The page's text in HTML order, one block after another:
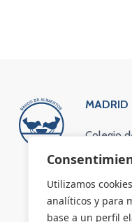
Utilizamos
analíticos y para
base a un perfil
MADRID
Colegio
(vía de
Email: